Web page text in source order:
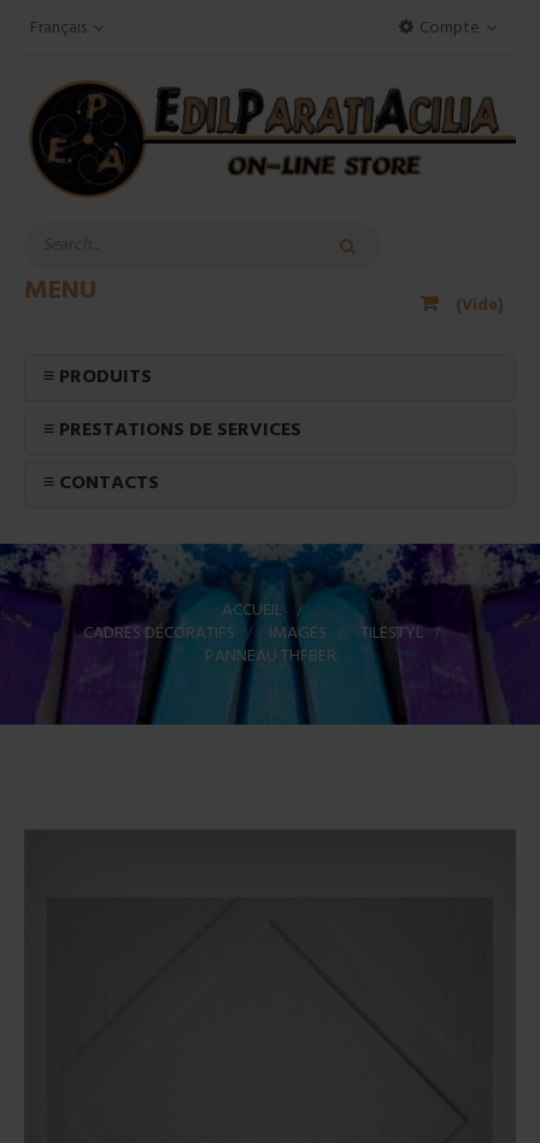
Compte
Français
(Vide)
MENU
≡ PRODUITS
≡ PRESTATIONS DE SERVICES
≡ CONTACTS
ACCUEIL >
CADRES DÉCORATIFS > IMAGES > TILESTYL >
PANNEAU THFBER